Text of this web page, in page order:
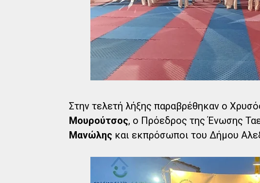
Στην τελετή λήξης παραβρέθηκαν ο
Μουρούτσος, ο Πρόεδρος της Ένωσης
Μανώλης και εκπρόσωποι του Δήμου